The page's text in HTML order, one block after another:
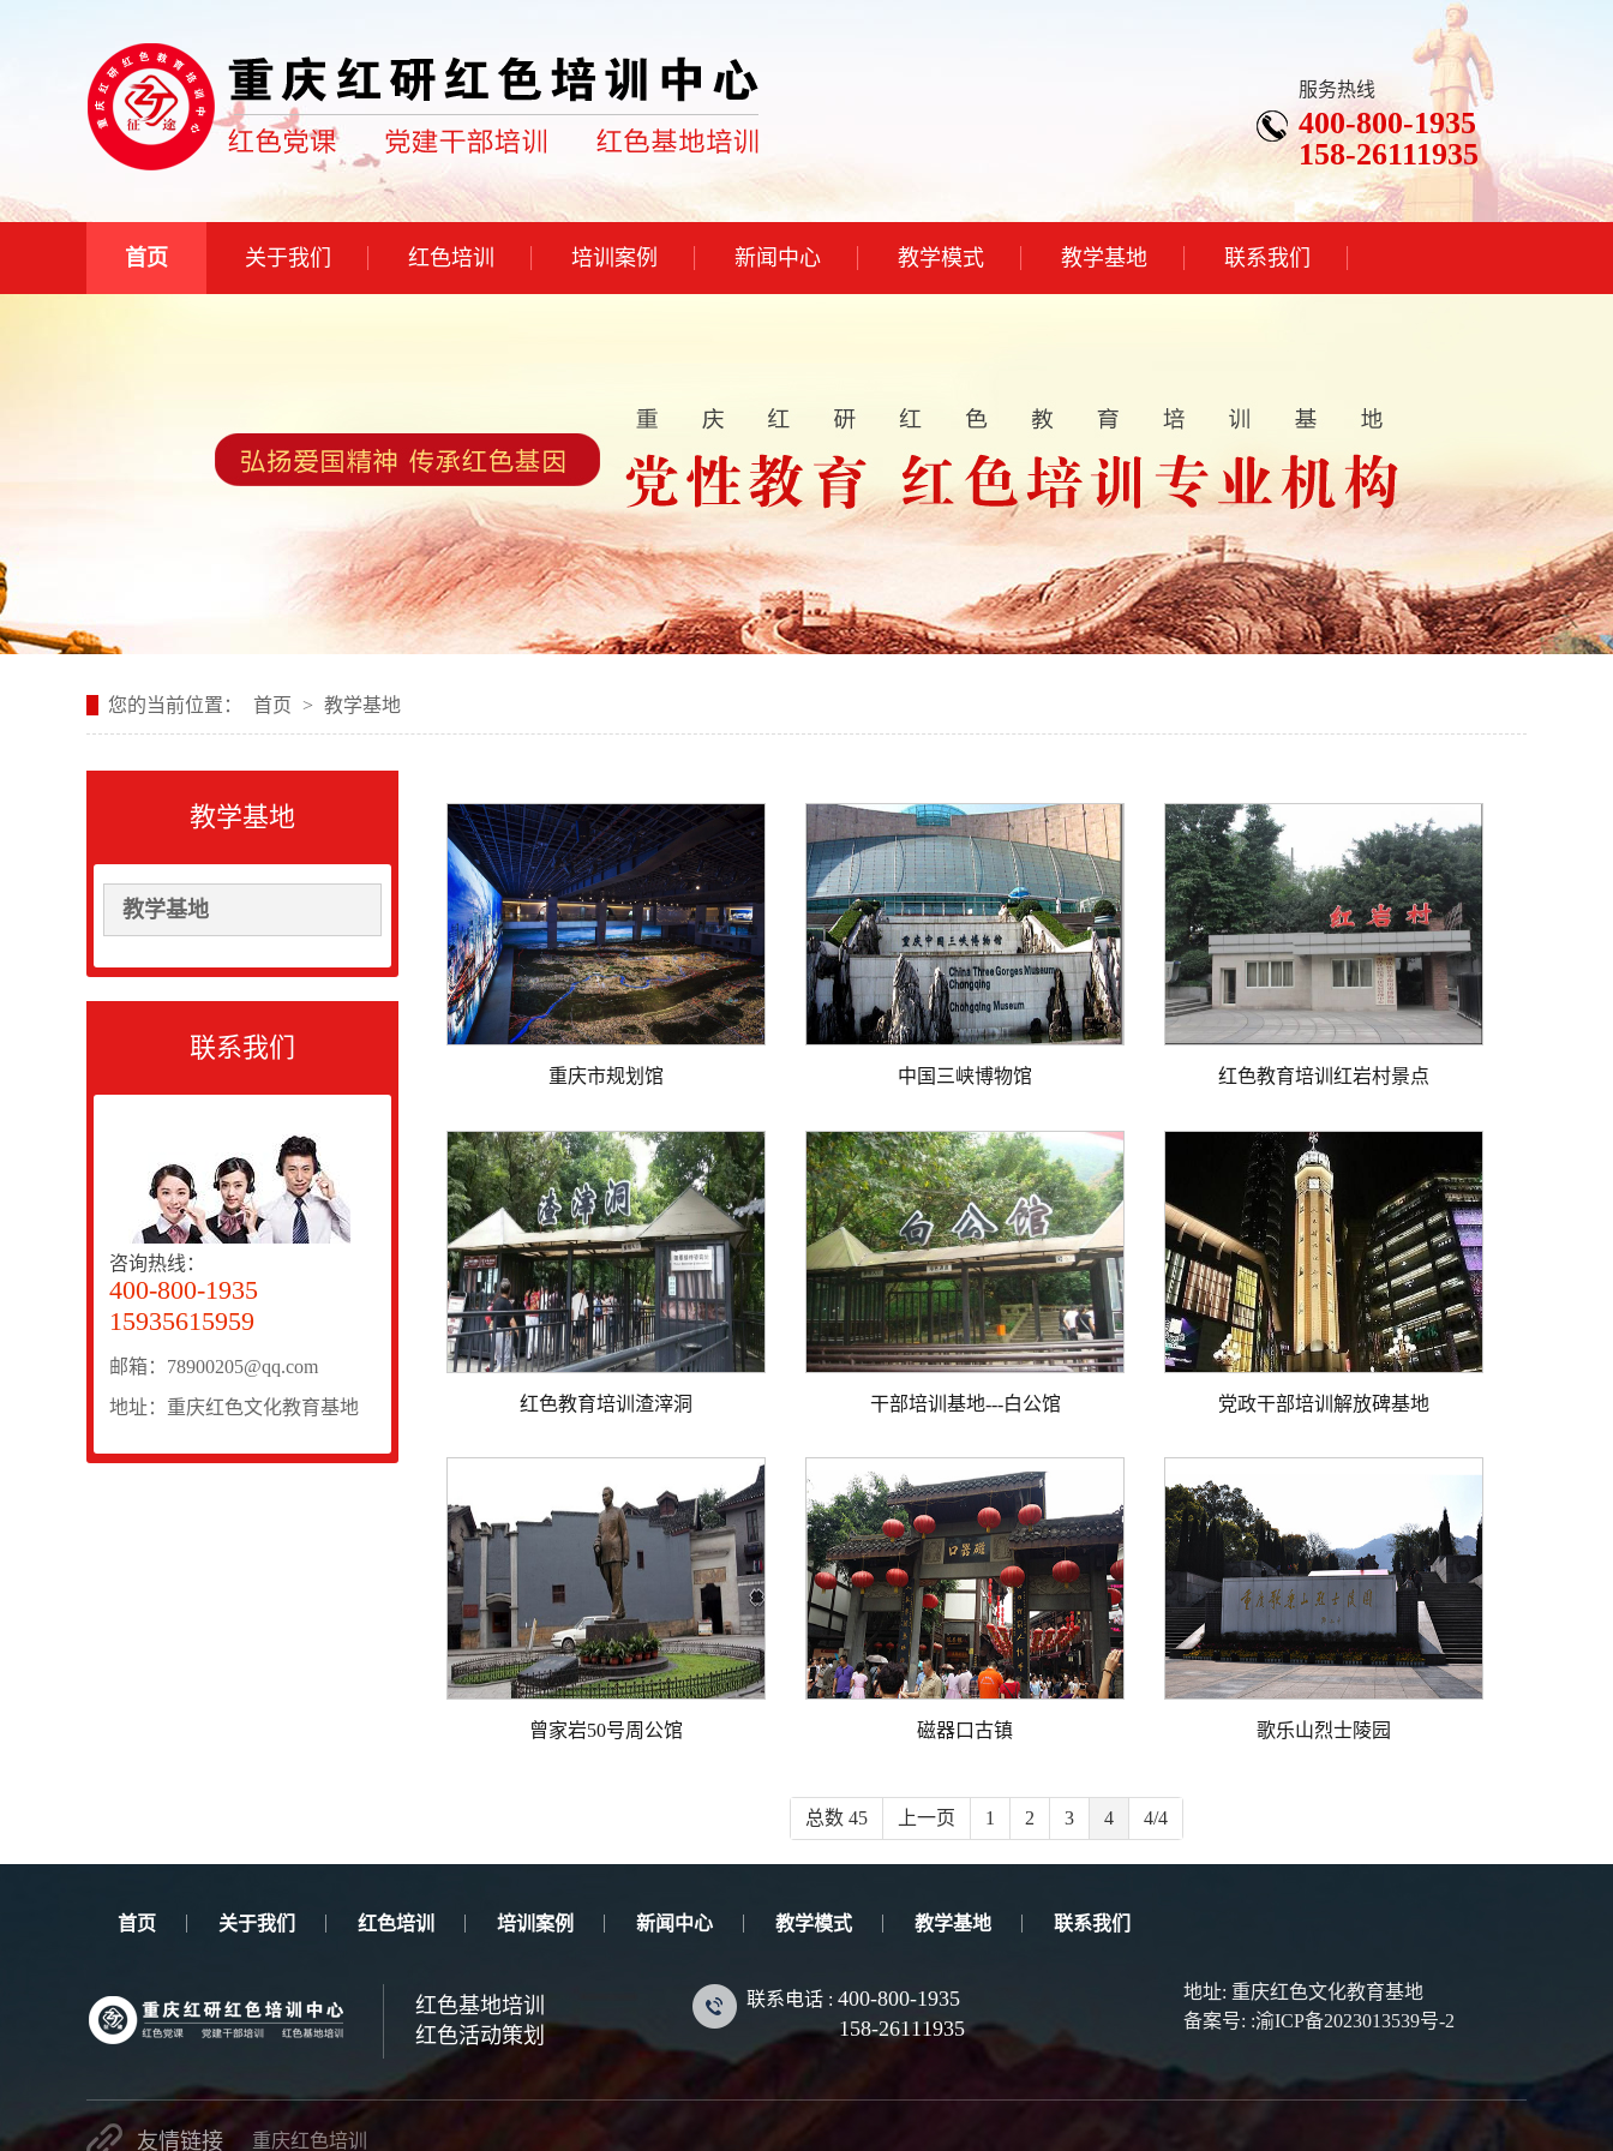
服务热线
400-800-1935
158-26111935
首页 关于我们 红色培训 培训案例 新闻中心 教学模式 教学基地 联系我们
您的当前位置： 首页 > 教学基地
重庆市规划馆 中国三峡博物馆 红色教育培训红岩村景点
红色教育培训渣滓洞 干部培训基地---白公馆 党政干部培训解放碑基地
曾家岩50号周公馆 磁器口古镇 歌乐山烈士陵园
总数 45 上一页 1 2 3 4 4/4
教学基地
教学基地
联系我们
咨询热线：
400-800-1935
15935615959
邮箱：78900205@qq.com
地址：重庆红色文化教育基地
首页 关于我们 红色培训 培训案例 新闻中心 教学模式 教学基地 联系我们
红色基地培训
红色活动策划
联系电话 : 400-800-1935
158-26111935
地址: 重庆红色文化教育基地
备案号: :渝ICP备2023013539号-2
友情链接 重庆红色培训